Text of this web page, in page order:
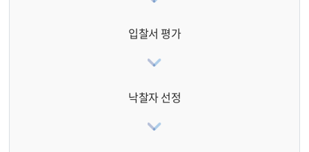
입찰서 평가
낙찰자 선정